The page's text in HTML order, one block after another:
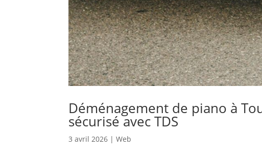
Déménagement de piano à
sécurisé avec TDS
3 avril 2026 |Web